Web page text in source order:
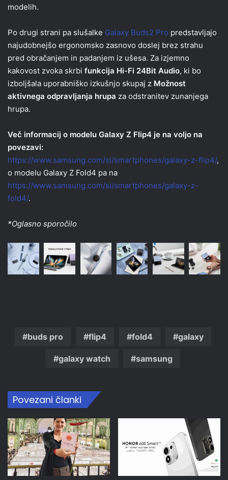
modelih.
Po drugi strani pa slušalke Galaxy Buds2 Pro predstavljajo
najudobnejšo ergonomsko zasnovo doslej brez strahu
pred obračanjem in padanjem iz ušesa. Za izjemno
kakovost zvoka skrbi funkcija Hi-Fi 24Bit Audio, ki bo
izboljšala uporabniško izkušnjo skupaj z Možnost
aktivnega odpravljanja hrupa za odstranitev zunanjega
hrupa.
Več informacij o modelu Galaxy Z Flip4 je na voljo na
povezavi:
https://www.samsung.com/si/smartphones/galaxy-z-flip4/,
o modelu Galaxy Z Fold4 pa na
https://www.samsung.com/si/smartphones/galaxy-z-
fold4/.
*Oglasno sporočilo
buds pro flip4 fold4 galaxy
galaxy watch samsung
Povezani članki